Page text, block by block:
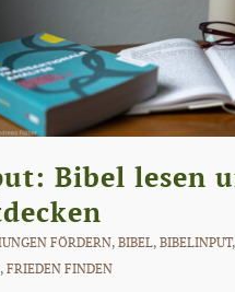
Bibel lesen
FÖRDERN, BIBEL, BIBELINPUT,
, FRIEDEN FINDEN